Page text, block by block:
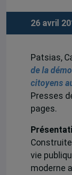
26 avril
Patsias,
de la
citoyens
Presses
pages.
vie
moderne